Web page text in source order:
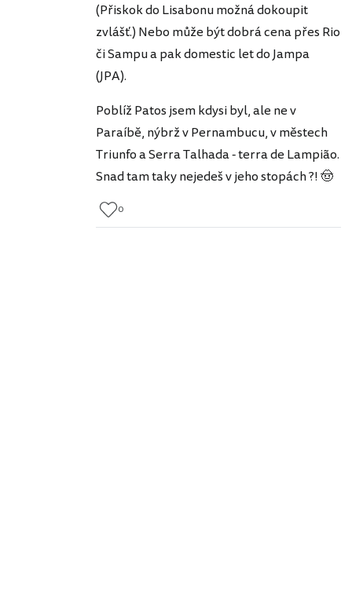
(Přiskok do Lisabonu možná dokoupit
zvlášť.) Nebo může být dobrá cena přes Rio
či Sampu a pak domestic let do Jampa
(JPA).
Poblíž Patos jsem kdysi byl, ale ne v
Paraíbě, nýbrž v Pernambucu, v městech
Triunfo a Serra Talhada - terra de Lampião.
Snad tam taky nejedeš v jeho stopách ?! 🤠
0